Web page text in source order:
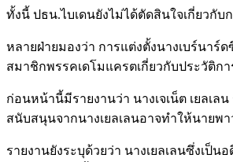
ทั้งนี้ ปธน.ไบเดนยังไม่ได้ตัดสินใจเกี่ยวกั
หลายฝ่ายมองว่า การแต่งตั้งนางเบร์นา
สมาชิกพรรคเดโมแครตเกี่ยวกับประวัติก
ก่อนหน้านี้มีรายงานว่า นางเจเน็ต เยลเ
สนับสนุนจากนางเยลเลนอาจทำให้นายพ
รายงานยังระบุด้วยว่า นางเยลเลนซึ่งเป็